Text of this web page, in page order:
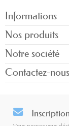
Informations
Nos produits
Notre société
Contactez-nous